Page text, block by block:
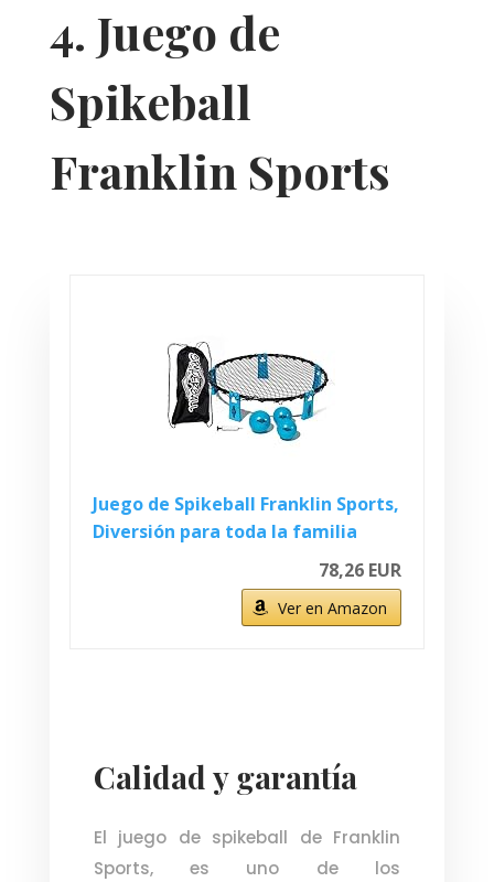
4. Juego de
Spikeball
Franklin Sports
Juego de Spikeball Franklin Sports,
Diversión para toda la familia
78,26 EUR
Ver en Amazon
Calidad y garantía
El juego de spikeball de Franklin
Sports, es uno de los